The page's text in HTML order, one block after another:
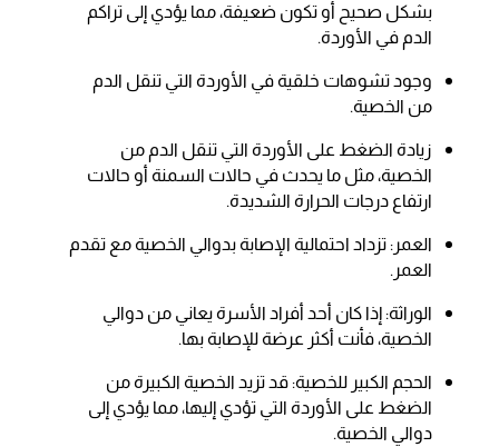
بشكل صحيح أو تكون ضعيفة، مما يؤدي إلى تراكم
الدم في الأوردة.
وجود تشوهات خلقية في الأوردة التي تنقل الدم
من الخصية.
زيادة الضغط على الأوردة التي تنقل الدم من
الخصية، مثل ما يحدث في حالات السمنة أو حالات
ارتفاع درجات الحرارة الشديدة.
العمر: تزداد احتمالية الإصابة بدوالي الخصية مع تقدم
العمر.
الوراثة: إذا كان أحد أفراد الأسرة يعاني من دوالي
الخصية، فأنت أكثر عرضة للإصابة بها.
الحجم الكبير للخصية: قد تزيد الخصية الكبيرة من
الضغط على الأوردة التي تؤدي إليها، مما يؤدي إلى
دوالي الخصية.